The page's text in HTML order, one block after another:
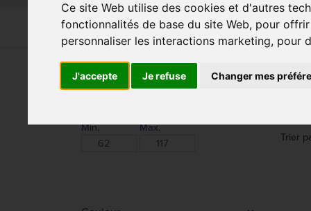
Ce site Web utilise des cookies et d'autres
fonctionnalités de base du site Web, pour offrir
personnaliser les interactions marketing, pour
J'accepte Je refuse Changer mes
Art De La
Table
Cuisine Froid
Matériel Électrique
De Cuisson
Vous êtes ici:Accueil >Vêtements et chaussures
Min. Max.
Trier